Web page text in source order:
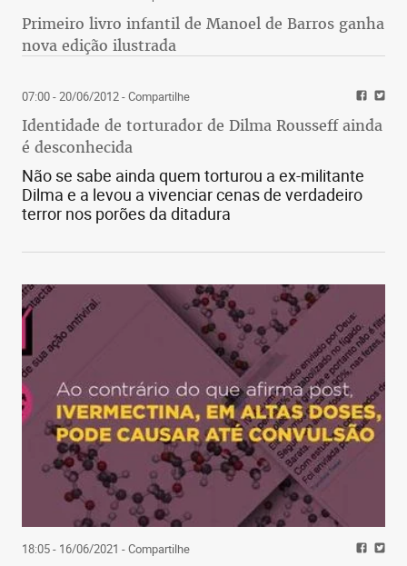
Primeiro livro infantil de Manoel de Barros ganha
nova edição ilustrada
07:00 - 20/06/2012- Compartilhe
Identidade de torturador de Dilma Rousseff ainda
é desconhecida
Não se sabe ainda quem torturou a ex-militante
Dilma e a levou a vivenciar cenas de verdadeiro
terror nos porões da ditadura
18:05 - 16/06/2021 - Compartilhe